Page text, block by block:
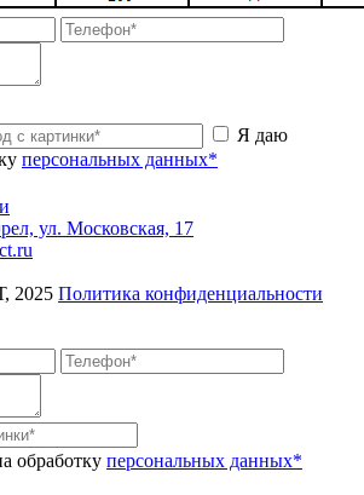
Я даю
персональных данных*
ул. Московская, 17
Политика конфиденциальности
обработку персональных данных*